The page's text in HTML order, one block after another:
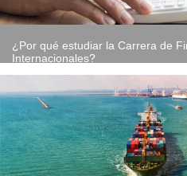
¿Por qué estudiar la Carrera de
Internacionales?